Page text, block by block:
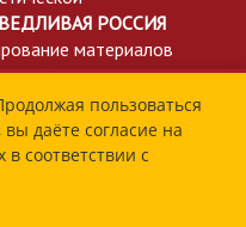
РОССИЯ
материалов
сайт spravedlivo.ru
персональных
доступны по
4.0 International
пользоваться
даёте согласие на
соответствии с